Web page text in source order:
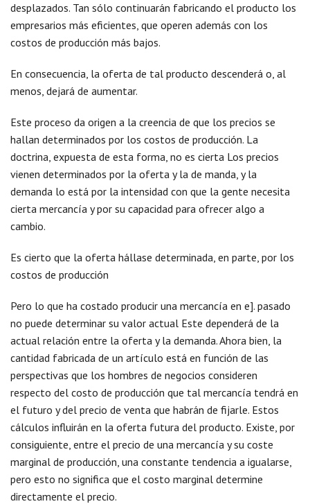
desplazados. Tan sólo continuarán fabricando el producto los
empresarios más eficientes, que operen además con los
costos de producción más bajos.
En consecuencia, la oferta de tal producto descenderá o, al
menos, dejará de aumentar.
Este proceso da origen a la creencia de que los precios se
hallan determinados por los costos de producción. La
doctrina, expuesta de esta forma, no es cierta Los precios
vienen determinados por la oferta y la de manda, y la
demanda lo está por la intensidad con que la gente necesita
cierta mercancía y por su capacidad para ofrecer algo a
cambio.
Es cierto que la oferta hállase determinada, en parte, por los
costos de producción
Pero lo que ha costado producir una mercancía en e]. pasado
no puede determinar su valor actual Este dependerá de la
actual relación entre la oferta y la demanda. Ahora bien, la
cantidad fabricada de un artículo está en función de las
perspectivas que los hombres de negocios consideren
respecto del costo de producción que tal mercancía tendrá en
el futuro y del precio de venta que habrán de fijarle. Estos
cálculos influirán en la oferta futura del producto. Existe, por
consiguiente, entre el precio de una mercancía y su coste
marginal de producción, una constante tendencia a igualarse,
pero esto no significa que el costo marginal determine
directamente el precio.